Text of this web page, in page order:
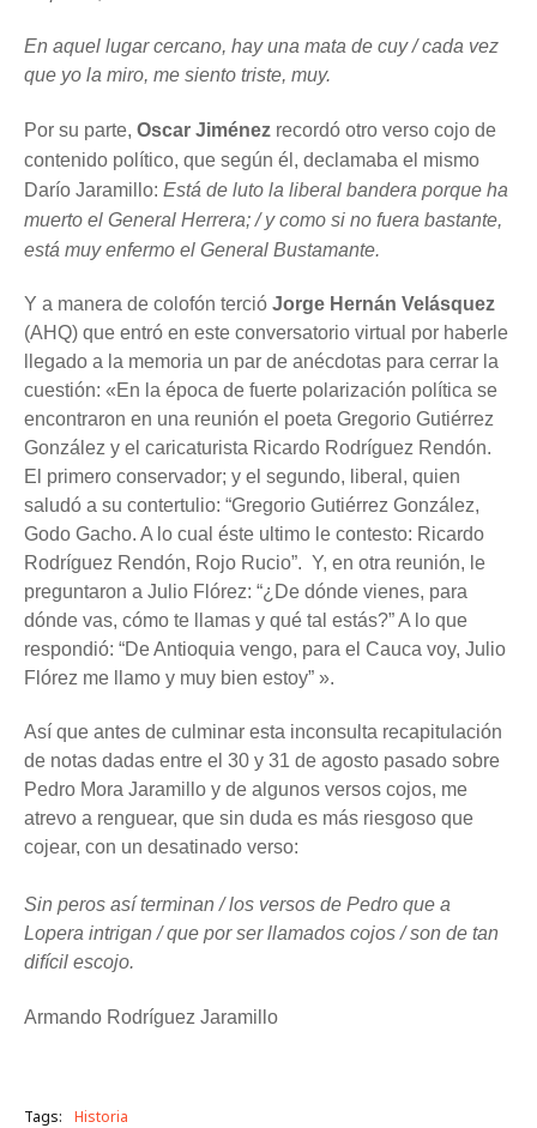
En aquel lugar cercano, hay una mata de cuy / cada vez
que yo la miro, me siento triste, muy.
Por su parte, Oscar Jiménez recordó otro verso cojo de
contenido político, que según él, declamaba el mismo
Darío Jaramillo: Está de luto la liberal bandera porque ha
muerto el General Herrera; / y como si no fuera bastante,
está muy enfermo el General Bustamante.
Y a manera de colofón terció Jorge Hernán Velásquez
(AHQ) que entró en este conversatorio virtual por haberle
llegado a la memoria un par de anécdotas para cerrar la
cuestión: «En la época de fuerte polarización política se
encontraron en una reunión el poeta Gregorio Gutiérrez
González y el caricaturista Ricardo Rodríguez Rendón.
El primero conservador; y el segundo, liberal, quien
saludó a su contertulio: “Gregorio Gutiérrez González,
Godo Gacho. A lo cual éste ultimo le contesto: Ricardo
Rodríguez Rendón, Rojo Rucio”. Y, en otra reunión, le
preguntaron a Julio Flórez: “¿De dónde vienes, para
dónde vas, cómo te llamas y qué tal estás?” A lo que
respondió: “De Antioquia vengo, para el Cauca voy, Julio
Flórez me llamo y muy bien estoy” ».
Así que antes de culminar esta inconsulta recapitulación
de notas dadas entre el 30 y 31 de agosto pasado sobre
Pedro Mora Jaramillo y de algunos versos cojos, me
atrevo a renguear, que sin duda es más riesgoso que
cojear, con un desatinado verso:
Sin peros así terminan / los versos de Pedro que a
Lopera intrigan / que por ser llamados cojos / son de tan
difícil escojo.
Armando Rodríguez Jaramillo
Tags: Historia